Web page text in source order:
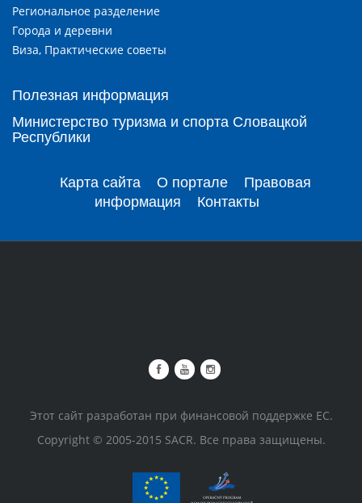
Региональное разделение
Города и деревни
Виза, Практические советы
Полезная информация
Министерство туризма и спорта Словацкой
Республики
Карта сайта О портале
Правовая
информация
Контакты
Этот сайт разработан при финансовой поддержке ЕС.
Copyright © 2005-2015 SACR. Все права защищены.